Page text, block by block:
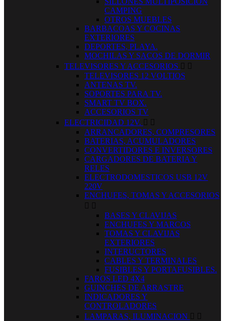
CAMPING
OTROS MUEBLES
BARBACOAS Y COCINAS
EXTERIORES
DEPORTES, PLAYA.
MOCHILAS Y SACOS DE DORMIR
TELEVISORES Y ACCESORIOS  
TELEVISORES 12 VOLTIOS
ANTENAS TV.
SOPORTES PARA TV.
SMART TV BOX.
ACCESORIOS TV
ELECTRICIDAD 12V.  
ARRANCADORES, COMPRESORES
BATERIAS, ACUMULADORES
CONVERTIDORES E INVERSORES
CARGADORES DE BATERIA Y
RELES
ELECTRODOMESTICOS USB 12V
220V
ENCHUFES, TOMAS Y ACCESORIOS
 
BASES Y CLAVIJAS
ENCHUFES Y MARCOS
TOMAS Y CLAVIJAS
EXTERIORES
INTERUCTORES
CABLES Y TERMINALES
FUSIBLES Y PORTAFUSIBLES.
FAROS LED 4X4
GUINCHES DE ARRASTRE
INDICADORES Y
CONTROLADORES
LAMPARAS, ILUMINACION  